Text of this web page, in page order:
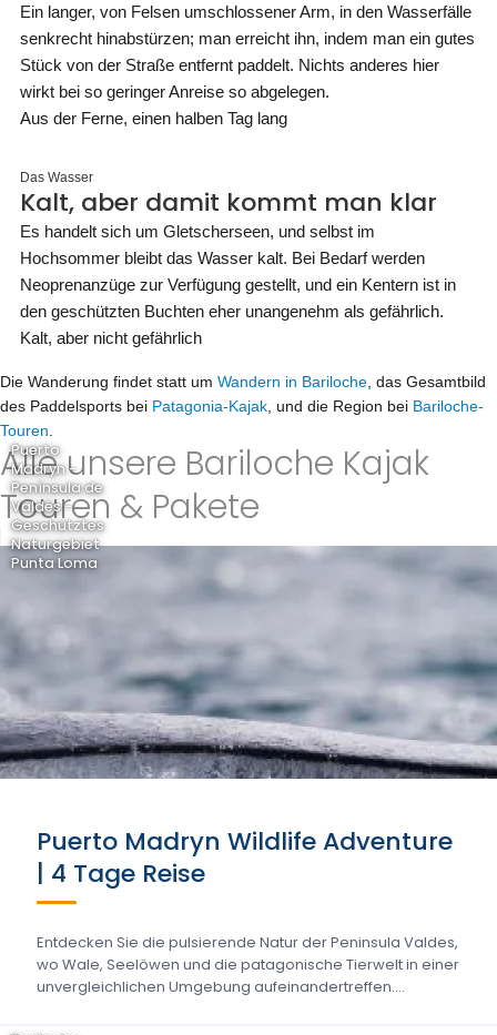
Ein langer, von Felsen umschlossener Arm, in den Wasserfälle
senkrecht hinabstürzen; man erreicht ihn, indem man ein gutes
Stück von der Straße entfernt paddelt. Nichts anderes hier
wirkt bei so geringer Anreise so abgelegen.
Aus der Ferne, einen halben Tag lang
Das Wasser
Kalt, aber damit kommt man klar
Es handelt sich um Gletscherseen, und selbst im
Hochsommer bleibt das Wasser kalt. Bei Bedarf werden
Neoprenanzüge zur Verfügung gestellt, und ein Kentern ist in
den geschützten Buchten eher unangenehm als gefährlich.
Kalt, aber nicht gefährlich
Die Wanderung findet statt um Wandern in Bariloche , das Gesamtbild
des Paddelsports bei Patagonia-Kajak , und die Region bei Bariloche-
Touren
Alle unsere Bariloche Kajak
Touren & Pakete
Puerto
Madryn -
Península de
Valdés -
Geschütztes
Naturgebiet
Punta Loma
Puerto Madryn Wildlife Adventure
| 4 Tage Reise
Entdecken Sie die pulsierende Natur der Peninsula Valdes,
wo Wale, Seelöwen und die patagonische Tierwelt in einer
unvergleichlichen Umgebung aufeinandertreffen....